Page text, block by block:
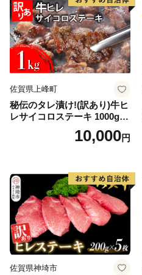
佐賀県上峰町
秘伝のタレ漬け!(訳あり)牛ヒ
レサイコロステーキ 1000g
10,000円
佐賀県神埼市